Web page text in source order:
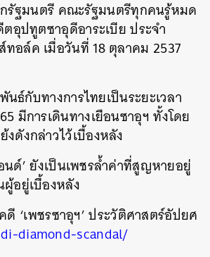
รัฐมนตรี คณะรัฐมนตรีทุกคนรู้หมด
อุปทูตซาอุดีอาระเบีย ประจำ
อล์ค เมื่อวันที่ 18 ตุลาคม 2537
ธ์กับทางการไทยเป็นระยะเวลา
มีการเดินทางเยือนซาอุฯ ทั้งโดย
ดังกล่าวไว้เบื้องหลัง
ด์’ ยังเป็นเพชรล้ำค่าที่สูญหายอยู่
อยู่เบื้องหลัง
‘เพชรซาอุฯ’ ประวัติศาสตร์อัปยศ
diamond-scandal/